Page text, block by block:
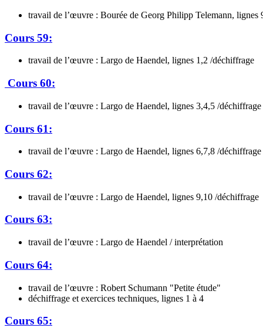
travail de l’œuvre : Bourée de Georg Philipp Telemann, lignes
Cours 59:
travail de l’œuvre : Largo de Haendel, lignes 1,2 /déchiffrage
Cours 60:
travail de l’œuvre : Largo de Haendel, lignes 3,4,5 /déchiffrage
Cours 61:
travail de l’œuvre : Largo de Haendel, lignes 6,7,8 /déchiffrage
Cours 62:
travail de l’œuvre : Largo de Haendel, lignes 9,10 /déchiffrage
Cours 63:
travail de l’œuvre : Largo de Haendel / interprétation
Cours 64:
travail de l’œuvre : Robert Schumann "Petite étude"
déchiffrage et exercices techniques, lignes 1 à 4
Cours 65: